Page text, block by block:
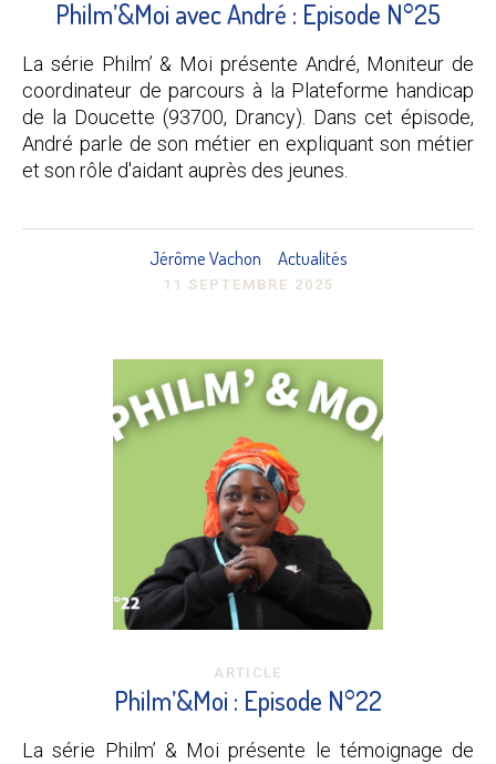
Philm’&Moi avec André : Episode N°25
La série Philm’ & Moi présente André, Moniteur de
coordinateur de parcours à la Plateforme handicap
de la Doucette (93700, Drancy). Dans cet épisode,
André parle de son métier en expliquant son métier
et son rôle d'aidant auprès des jeunes.
Jérôme Vachon Actualités
11 SEPTEMBRE 2025
ARTICLE
Philm’&Moi : Episode N°22
La série Philm’ & Moi présente le témoignage de